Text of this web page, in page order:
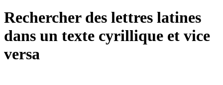
Rechercher des lettres latines
dans un texte cyrillique et vice
versa